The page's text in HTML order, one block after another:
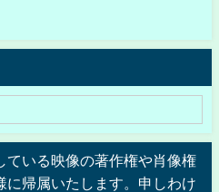
ている映像の著作権や肖像権
に帰属いたします。申しわけ